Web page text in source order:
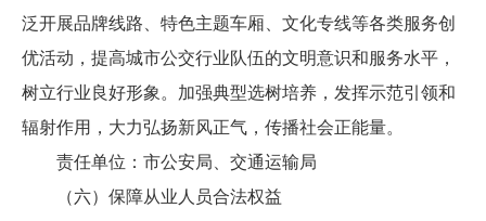
泛开展品牌线路、特色主题车厢、文化专线等各类服务创
优活动，提高城市公交行业队伍的文明意识和服务水平，
树立行业良好形象。加强典型选树培养，发挥示范引领和
辐射作用，大力弘扬新风正气，传播社会正能量。
责任单位：市公安局、交通运输局
（六）保障从业人员合法权益